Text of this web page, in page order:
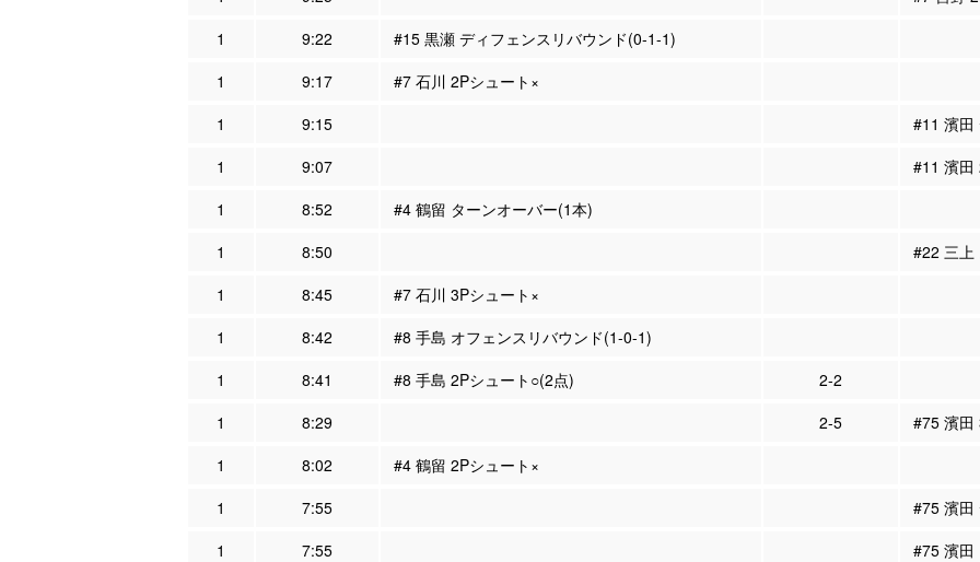
1
9:22
#15 黒瀬 ディフェンスリバウンド(0-1-1)
1
9:17
#7 石川 2Pシュート×
1
9:15
#11 濱田
1
9:07
#11 濱田
1
8:52
#4 鶴留 ターンオーバー(1本)
1
8:50
#22 三上
1
8:45
#7 石川 3Pシュート×
1
8:42
#8 手島 オフェンスリバウンド(1-0-1)
1
8:41 #8 手島 2Pシュート○(2点)
2-2
1
8:29 2-5
#75 濱田
1
8:02
#4 鶴留 2Pシュート×
1
7:55
#75 濱田
1
7:55
#75 濱田